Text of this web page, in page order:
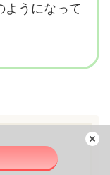
ようになって